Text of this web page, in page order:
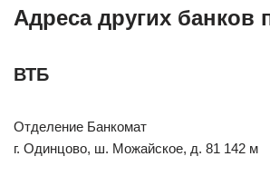
Адреса других банков
ВТБ
Отделение Банкомат
г. Одинцово, ш. Можайское, д. 81 142 м